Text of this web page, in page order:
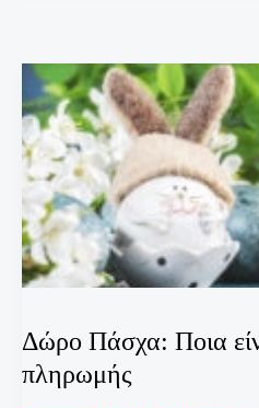
Δώρο Πάσχα: Ποια
πληρωμής